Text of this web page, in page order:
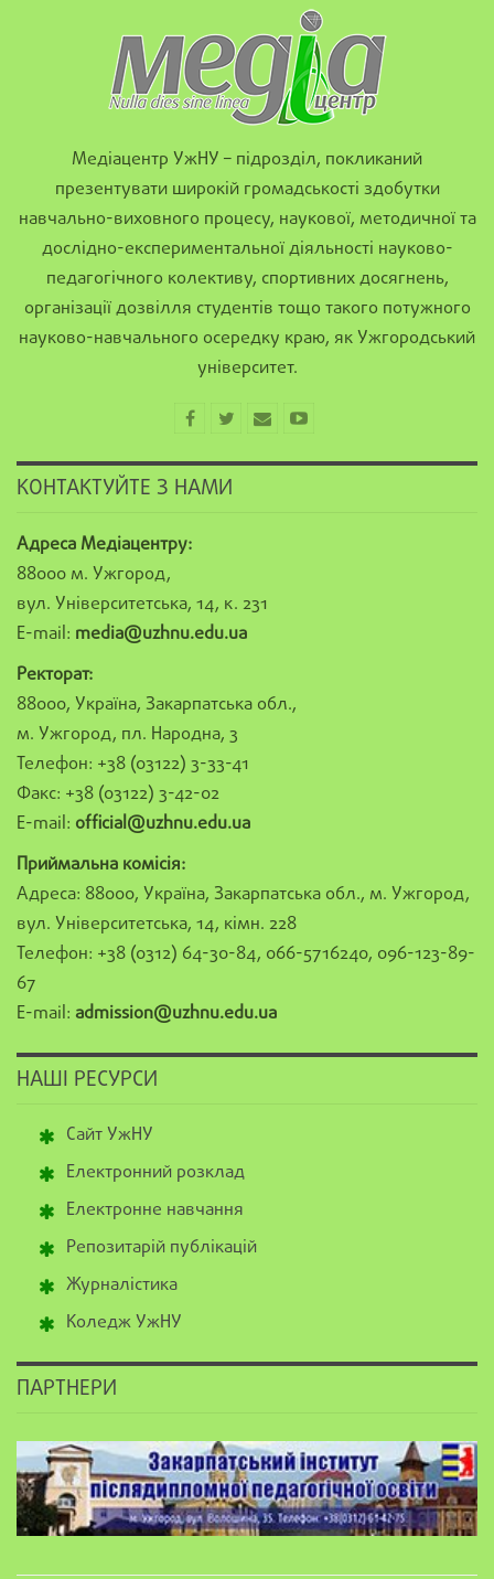
Медіацентр УжНУ – підрозділ, покликаний
презентувати широкій громадськості здобутки
навчально-виховного процесу, наукової, методичної та
дослідно-експериментальної діяльності науково-
педагогічного колективу, спортивних досягнень,
організації дозвілля студентів тощо такого потужного
науково-навчального осередку краю, як Ужгородський
університет.
КОНТАКТУЙТЕ З НАМИ
Адреса Медіацентру:
88000 м. Ужгород,
вул. Університетська, 14, к. 231
E-mail: media@uzhnu.edu.ua
Ректорат:
88000, Україна, Закарпатська обл.,
м. Ужгород, пл. Народна, 3
Телефон: +38 (03122) 3-33-41
Факс: +38 (03122) 3-42-02
E-mail: official@uzhnu.edu.ua
Приймальна комісія:
Адреса: 88000, Україна, Закарпатська обл., м. Ужгород,
вул. Університетська, 14, кімн. 228
Телефон: +38 (0312) 64-30-84, 066-5716240, 096-123-89-
67
E-mail: admission@uzhnu.edu.ua
НАШІ РЕСУРСИ
Сайт УжНУ
Електронний розклад
Електронне навчання
Репозитарій публікацій
Журналістика
Коледж УжНУ
ПАРТНЕРИ